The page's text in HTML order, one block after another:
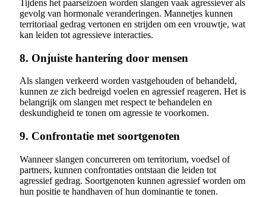
Tijdens het paarseizoen worden slangen vaak agressiever als
gevolg van hormonale veranderingen. Mannetjes kunnen
territoriaal gedrag vertonen en strijden om een vrouwtje, wat
kan leiden tot agressieve interacties.
8. Onjuiste hantering door mensen
Als slangen verkeerd worden vastgehouden of behandeld,
kunnen ze zich bedreigd voelen en agressief reageren. Het is
belangrijk om slangen met respect te behandelen en
deskundigheid te tonen om agressie te voorkomen.
9. Confrontatie met soortgenoten
Wanneer slangen concurreren om territorium, voedsel of
partners, kunnen confrontaties ontstaan die leiden tot
agressief gedrag. Soortgenoten kunnen agressief worden om
hun positie te handhaven of hun dominantie te tonen.